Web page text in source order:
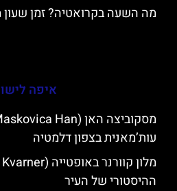
מה השעה בקרואטיה? זמן שעון
איפה
עות’מאנית בצפון דלמטיה
ההיסטורי של העיר